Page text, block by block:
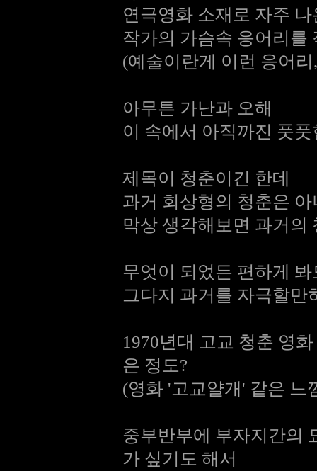
연극영화 소재로 자주
작가의 가슴속 응어리를
(예술이란게 이런 응어
아무튼 가난과 오해
이 속에서 아직까진 풋
제목이 청춘이긴 한데
과거 회상형의 청춘은
막상 생각해보면 과거의
무엇이 되었든 편하게
그다지 과거를 자극할만
1970년대 고교 청춘 영
은 정도?
(영화 '고교얄개' 같은 느
중부반부에 부자지간의
가 싶기도 해서